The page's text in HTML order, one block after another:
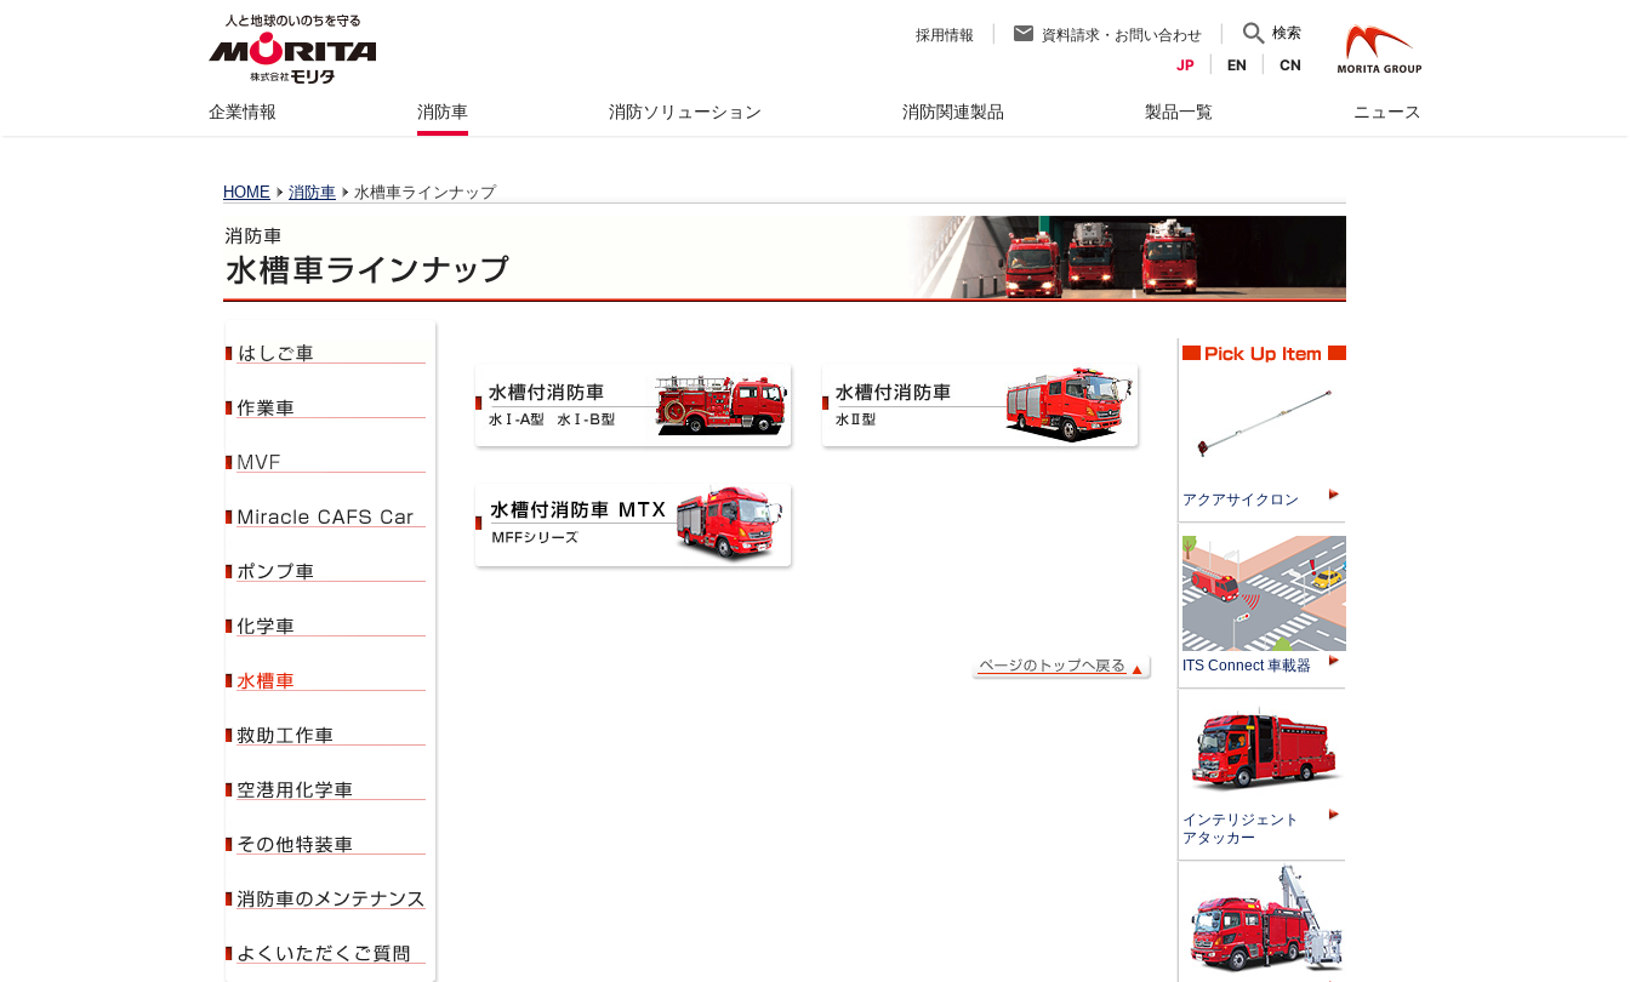
採用情報 資料請求・お問い合わせ
検索
JP
EN CN
企業情報 消防車 消防ソリューション 消防関連製品 製品一覧 ニュース
HOME 消防車 水槽車ラインナップ
アクアサイクロン
ITS Connect 車載器
インテリジェント
アタッカー